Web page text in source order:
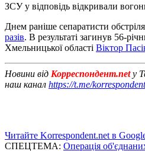
ЗСУ у відповідь відкривали
Днем раніше сепаратисти
разів. В результаті загинув 56-
Хмельницької області Віктор
Новини від Корреспондент.netу
наш канал https://t.me/
Читайте Korrespondent.net в
СПЕЦТЕМА: Операція